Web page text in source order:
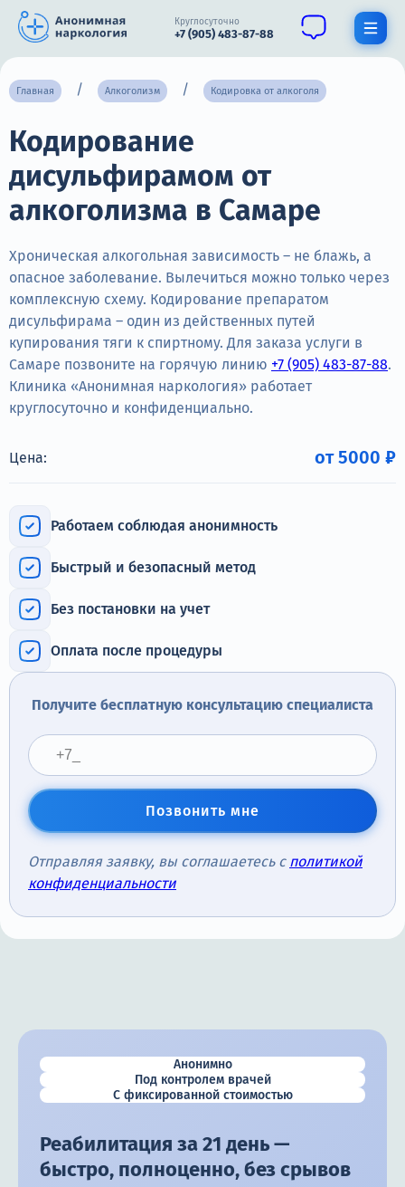
Круглосуточно
+7 (905) 483-87-88
О нас
Наркомания
Алкоголизм
Нарколог
Стационар
Психиатрия
Цены
Терапия
Контакты
Круглосуточно, анонимно
+7 (905) 483-87-88
Адрес call-центра
Главная Алкоголизм Кодировка от алкоголя
Кодирование
дисульфирамом от
алкоголизма в Самаре
Хроническая алкогольная зависимость – не блажь, а
опасное заболевание. Вылечиться можно только через
комплексную схему. Кодирование препаратом
дисульфирама – один из действенных путей
купирования тяги к спиртному. Для заказа услуги в
Самаре позвоните на горячую линию +7 (905) 483-87-88.
Клиника «Анонимная наркология» работает
круглосуточно и конфиденциально.
Цена: от 5000 ₽
Работаем соблюдая анонимность
Быстрый и безопасный метод
Без постановки на учет
Оплата после процедуры
Получите бесплатную консультацию специалиста
Позвонить мне
Отправляя заявку, вы соглашаетесь с политикой
конфиденциальности
Анонимно
Под контролем врачей
С фиксированной стоимостью
Реабилитация за 21 день —
быстро, полноценно, без срывов